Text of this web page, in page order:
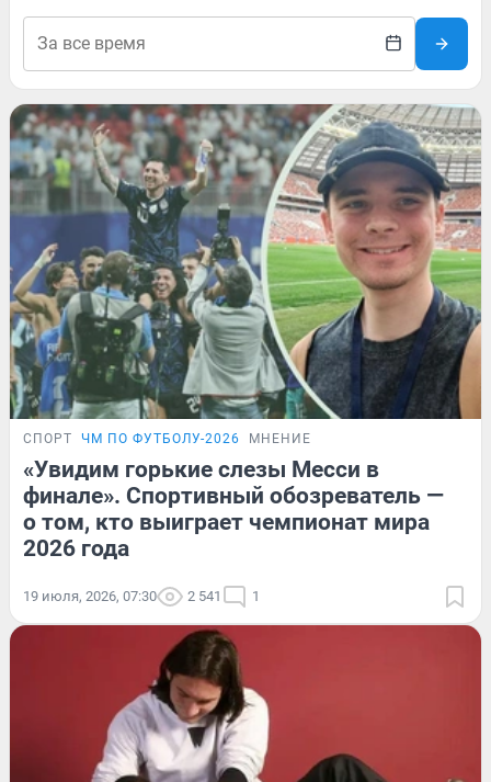
СПОРТ ЧМ ПО ФУТБОЛУ-2026 МНЕНИЕ
«Увидим горькие слезы Месси в
финале». Спортивный обозреватель —
о том, кто выиграет чемпионат мира
2026 года
19 июля, 2026, 07:30 2 541 1